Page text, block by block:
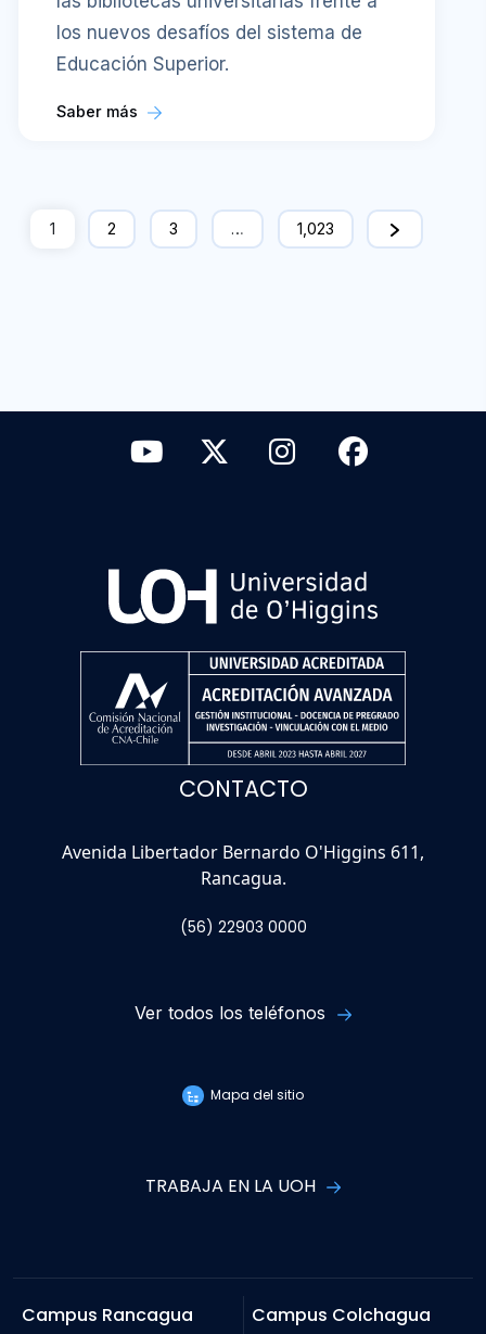
los nuevos desafíos del sistema de
Educación Superior.
Saber más
1 2 3 … 1,023
CONTACTO
Avenida Libertador Bernardo O'Higgins 611,
Rancagua.
(56) 22903 0000
Ver todos los teléfonos
Mapa del sitio
TRABAJA EN LA UOH
Campus Rancagua Campus Colchagua